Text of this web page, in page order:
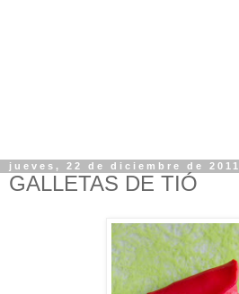
jueves, 22 de diciembre de 2011
GALLETAS DE TIÓ